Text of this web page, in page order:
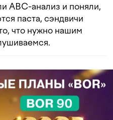
ABC-анализ и поняли,
паста, сэндвичи
что нужно нашим